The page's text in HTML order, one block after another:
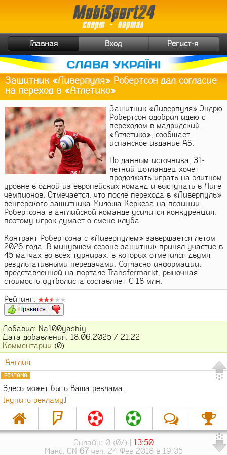
Главная Вход Регист-я
Защитник «Ливерпуля» Робертсон дал согласие
на переход в «Атлетико»
Защитник «Ливерпуля» Эндрю
Робертсон одобрил идею с
переходом в мадридский
«Атлетико», сообщает
испанское издание AS.
По данным источника, 31-
летний шотландец хочет
продолжать играть на элитном
уровне в одной из европейских команд и выступать в Лиге
чемпионов. Отмечается, что после перехода в «Ливерпуль»
венгерского защитника Милоша Керкеза на позиции
Робертсона в английской команде усилится конкуренция,
поэтому игрок думает о смене клуба.
Контракт Робертсона с «Ливерпулем» завершается летом
2026 года. В минувшем сезоне защитник принял участие в
45 матчах во всех турнирах, в которых отметился двумя
результативными передачами. Согласно информации,
представленной на портале Transfermarkt, рыночная
стоимость футболиста составляет € 18 млн.
Рейтинг:
Добавил: Na100yashiy
Дата добавления: 18.06.2025 / 21:22
Комментарии (0)
Англия
РЕКЛАМА
Здесь может быть Ваша реклама
[купить рекламу]
Онлайн: 0 (0/) | 13:50
Макс. ON 67чел. 24 Фев 2018 в 19:05